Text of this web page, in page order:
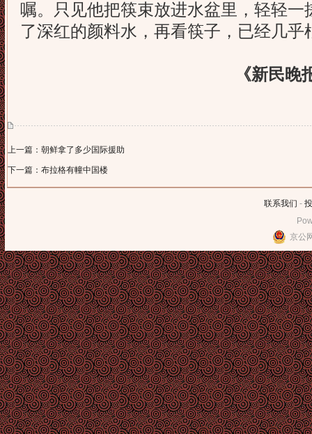
嘱。只见他把筷束放进水盆里，轻轻
了深红的颜料水，再看筷子，已经几乎
《新民晚报》
上一篇：朝鲜拿了多少国际援助
下一篇：布拉格有幢中国楼
联系我们 -
京公